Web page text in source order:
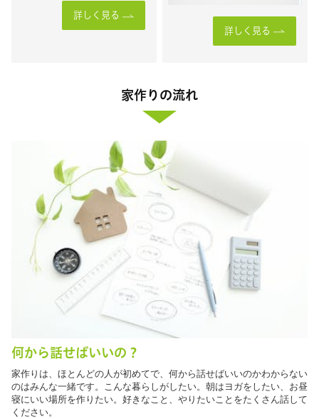
詳しく見る
詳しく見る
家作りの流れ
何から話せばいいの？
家作りは、ほとんどの人が初めてで、何から話せばいいのかわからない
のはみんな一緒です。こんな暮らしがしたい。朝はヨガをしたい、お昼
寝にいい場所を作りたい。好きなこと、やりたいことをたくさん話して
ください。